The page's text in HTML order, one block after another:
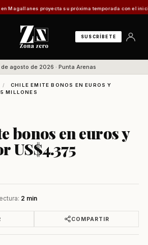
proyecta su próxima temporada con el inicio de
SUSCRÍBETE
agosto de 2026 · Punta Arenas
/
CHILE EMITE BONOS EN EUROS Y
MILLONES
bonos en euros y
US$4.375
2 min
COMPARTIR